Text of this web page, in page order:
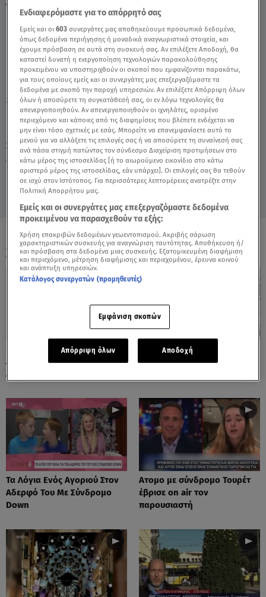
Σάββατο 8 Αυγούστου 2026
09.06.21, 19:11
VIRAL
Πηγή: Βίντεο από reuters
Video
TAGS: ΣΟΚΟΛΑΤΑΚΙΑ ΜΕ ΕΝΤΟΜΑ
ΟΛΑ ΤΑ ΒΙΝΤΕΟ
Παίζει Ντραμς Και Τους
Αφήνει Όλους Με Το Στόμα
Ανοιχτό
Στα Λευκά Γαλλία Και
Κωνσταντινούπολη
Τα Λόγια Ενός Αγοριού Στον
Αδερφό Του Με Σύνδρομο
Down
Ατομο με σύνδρομο Τουρέτ
έβρισε on air τον
παρουσιαστή
Ενδιαφερόμαστε για το απόρρητό σας
Εμείς και οι603 συνεργάτες μας αποθηκεύουμε προσωπικά δεδομένα,
όπως δεδομένα περιήγησης ή μοναδικά αναγνωριστικά στοιχεία, και
έχουμε πρόσβαση σε αυτά στη συσκευή σας. Αν επιλέξετε Αποδοχή, θα
καταστεί δυνατή η ενεργοποίηση τεχνολογιών παρακολούθησης
προκειμένου να υποστηριχθούν οι σκοποί που εμφανίζονται παρακάτω,
για τους οποίους εμείς και οι συνεργάτες μας επεξεργαζόμαστε τα
δεδομένα με σκοπό την παροχή υπηρεσιών. Αν επιλέξετε Απόρριψη όλων
όλων ή αποσύρετε τη συγκατάθεσή σας, οι εν λόγω τεχνολογίες θα
απενεργοποιηθούν. Αν απενεργοποιηθούν οι ιχνηλάτες, ορισμένο
περιεχόμενο και κάποιες από τις διαφημίσεις που βλέπετε ενδέχεται να
μην είναι τόσο σχετικές με εσάς. Μπορείτε να επανεμφανίσετε αυτό το
μενού για να αλλάξετε τις επιλογές σας ή να αποσύρετε τη συναίνεσή σας
ανά πάσα στιγμή πατώντας τον σύνδεσμο Διαχείριση προτιμήσεων στο
κάτω μέρος της ιστοσελίδας [ή το αιωρούμενο εικονίδιο στο κάτω
αριστερό μέρος της ιστοσελίδας, εάν υπάρχει]. Οι επιλογές σας θα τεθούν
σε ισχύ στον Ιστότοπος. Για περισσότερες λεπτομέρειες ανατρέξτε στην
Πολιτική Απορρήτου μας.
Εμείς και οι συνεργάτες μας επεξεργαζόμαστε δεδομένα
προκειμένου να παρασχεθούν τα εξής:
Χρήση επακριβών δεδομένων γεωεντοπισμού. Ακριβής σάρωση
χαρακτηριστικών συσκευής για αναγνώριση ταυτότητας. Αποθήκευση ή/
και πρόσβαση στα δεδομένα μιας συσκευής. Εξατομικευμένη διαφήμιση
και περιεχόμενο, μέτρηση διαφήμισης και περιεχομένου, έρευνα κοινού
και ανάπτυξη υπηρεσιών.
Κατάλογος συνεργατών (προμηθευτές)
Εμφάνιση σκοπών
Απόρριψη όλων Αποδοχή